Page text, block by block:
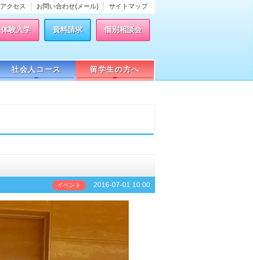
アクセス お問い合わせ(メール) サイトマップ
体験入学 資料請求 個別相談会
社会人コース 留学生の方へ
イベント 2016-07-01 10:00